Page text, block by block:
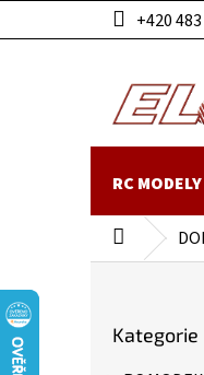
na
+420
RC MODELY
Domů
kategorie
Kategorie